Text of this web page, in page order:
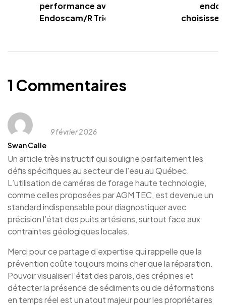
performance avec
Endoscam/R Trio
1 Commentaires
Swan Calle
9 février 2026
Un article très instructif qui souligne parfaitement les
défis spécifiques au secteur de l’eau au Québec.
L’utilisation de caméras de forage haute technologie,
comme celles proposées par AGM TEC, est devenue un
standard indispensable pour diagnostiquer avec
précision l’état des puits artésiens, surtout face aux
contraintes géologiques locales.
Merci pour ce partage d’expertise qui rappelle que la
prévention coûte toujours moins cher que la réparation.
Pouvoir visualiser l’état des parois, des crépines et
détecter la présence de sédiments ou de déformations
en temps réel est un atout majeur pour les propriétaires